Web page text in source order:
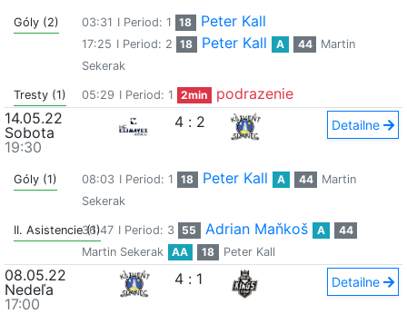
Góly (2) 03:31 I Period: 1 18 Peter Kall
17:25 I Period: 2 18 Peter Kall A 44
Martin
Sekerak
Tresty (1) 05:29 I Period: 1 2min
podrazenie
14.05.22
Sobota
19:30
4 : 2 Detailne
Góly (1) 08:03 I Period: 1 18 Peter Kall A 44
Martin
Sekerak
II. Asistencie (1)
36:47 I Period: 3 55 Adrian Maňkoš A
44
Martin Sekerak
AA 18 Peter Kall
08.05.22
Nedeľa
17:00
4 : 1 Detailne